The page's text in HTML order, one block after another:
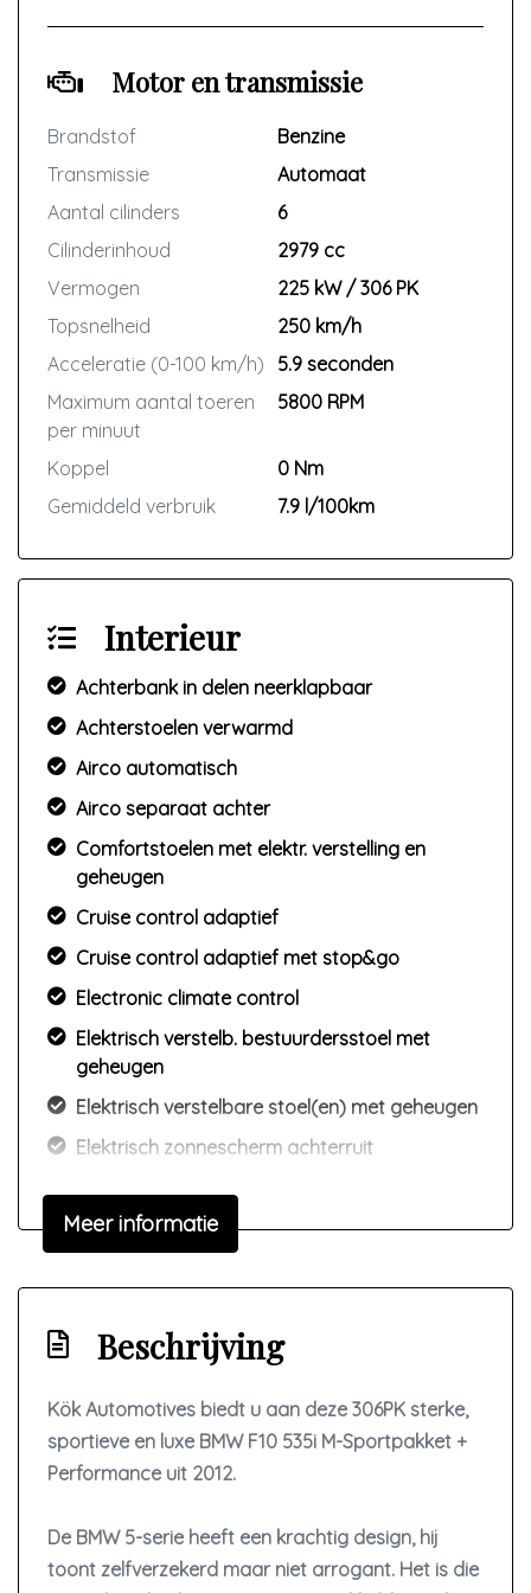
Motor en transmissie
Brandstof
Benzine
Transmissie
Automaat
Aantal cilinders
6
Cilinderinhoud
2979 cc
Vermogen
225 kW / 306 PK
Topsnelheid
250 km/h
Acceleratie (0-100 km/h)
5.9 seconden
Maximum aantal toeren
per minuut
5800 RPM
Koppel
0 Nm
Gemiddeld verbruik
7.9 l/100km
Interieur
Achterbank in delen neerklapbaar
Achterstoelen verwarmd
Airco automatisch
Airco separaat achter
Comfortstoelen met elektr. verstelling en
geheugen
Cruise control adaptief
Cruise control adaptief met stop&go
Electronic climate control
Elektrisch verstelb. bestuurdersstoel met
geheugen
Elektrisch verstelbare stoel(en) met geheugen
Elektrisch zonnescherm achterruit
Houtafwerking interieur
Lederen interieur
Luxe lederen bekleding
Microvezel bekleding
Sportstoelen
Meer informatie
Beschrijving
Kök Automotives biedt u aan deze 306PK sterke,
sportieve en luxe BMW F10 535i M-Sportpakket +
Performance uit 2012.
De BMW 5-serie heeft een krachtig design, hij
toont zelfverzekerd maar niet arrogant. Het is die